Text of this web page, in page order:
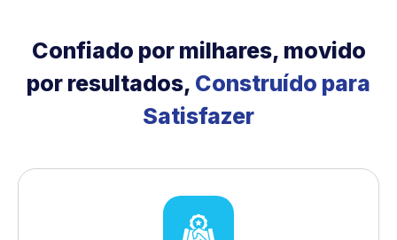
Confiado por milhares, movido
por resultados, Construído para
Satisfazer